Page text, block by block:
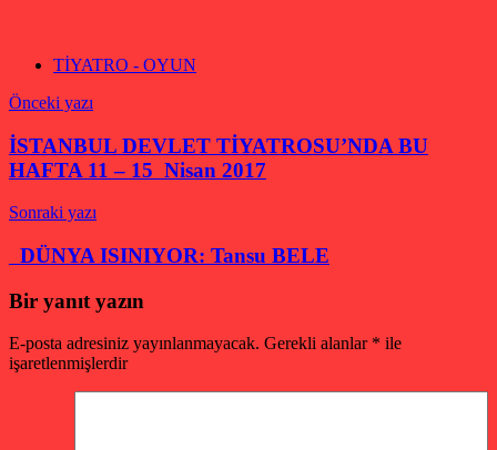
TİYATRO - OYUN
Yazı
gezinmesi
Önceki yazı
İSTANBUL DEVLET TİYATROSU’NDA BU
HAFTA 11 – 15 Nisan 2017
Sonraki yazı
DÜNYA ISINIYOR: Tansu BELE
Bir yanıt yazın
E-posta adresiniz yayınlanmayacak. Gerekli alanlar * ile
işaretlenmişlerdir